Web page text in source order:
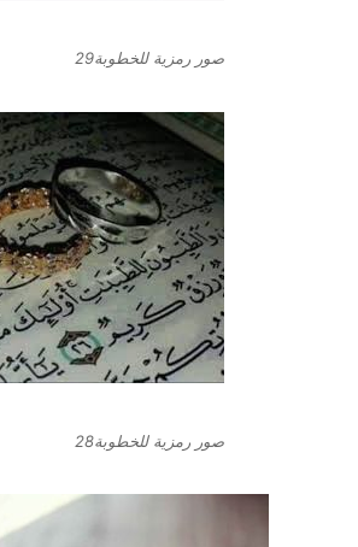
صور رمزية للخطوبة29
صور رمزية للخطوبة28